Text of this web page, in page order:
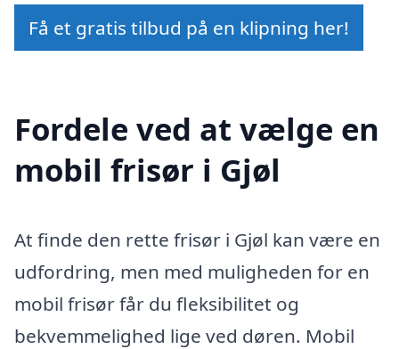
Få et gratis tilbud på en klipning her!
Fordele ved at vælge en
mobil frisør i Gjøl
At finde den rette frisør i Gjøl kan være en
udfordring, men med muligheden for en
mobil frisør får du fleksibilitet og
bekvemmelighed lige ved døren. Mobil